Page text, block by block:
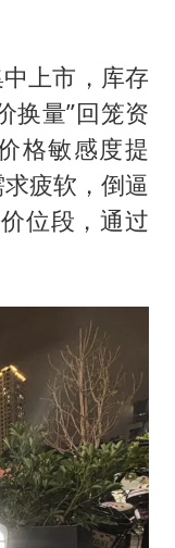
上市，库存
换量”回笼资
格敏感度提
疲软，倒逼
位段，通过